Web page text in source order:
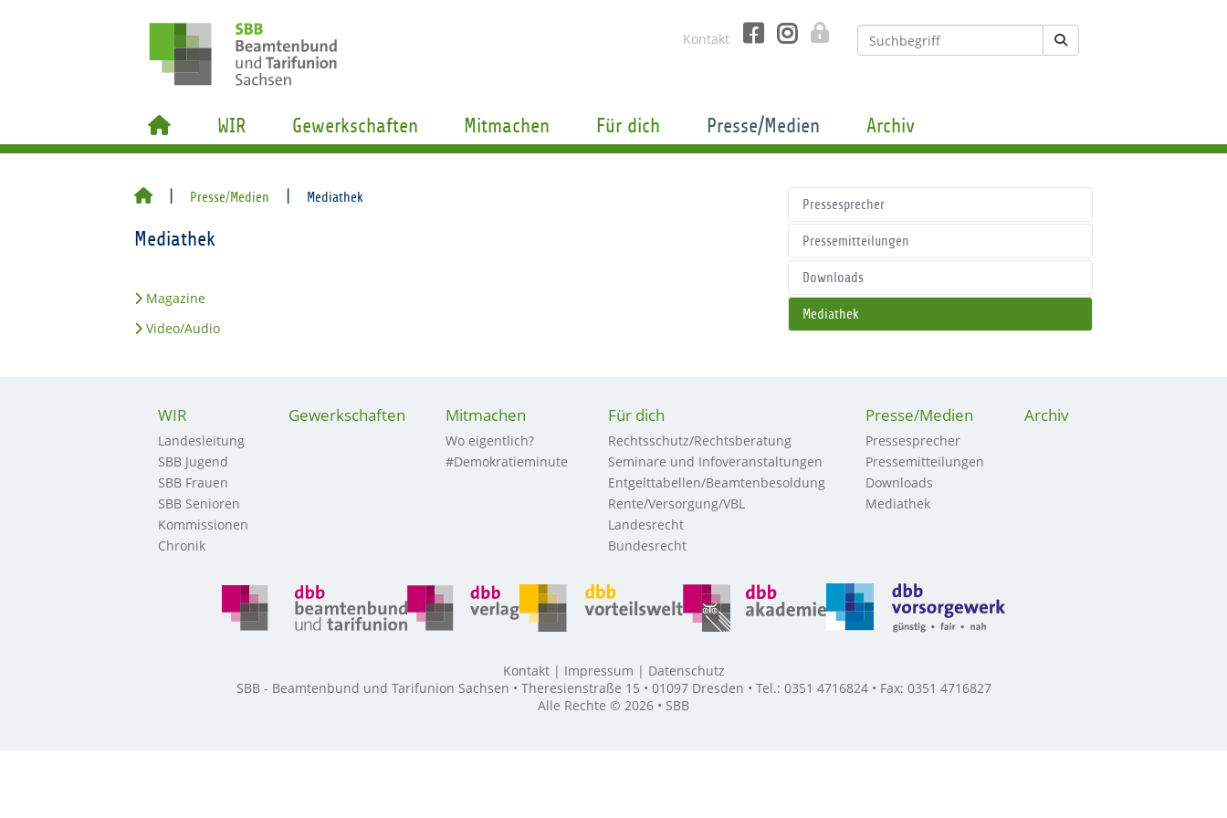
Kontakt
WIR Gewerkschaften Mitmachen Für dich Presse/Medien Archiv
Presse/Medien Mediathek
Mediathek
Magazine
Video/Audio
Pressesprecher
Pressemitteilungen
Downloads
Mediathek
WIR
Landesleitung
SBB Jugend
SBB Frauen
SBB Senioren
Kommissionen
Chronik
Gewerkschaften Mitmachen
Wo eigentlich?
#Demokratieminute
Für dich
Rechtsschutz/Rechtsberatung
Seminare und Infoveranstaltungen
Entgelttabellen/Beamtenbesoldung
Rente/Versorgung/VBL
Landesrecht
Bundesrecht
Presse/Medien
Pressesprecher
Pressemitteilungen
Downloads
Mediathek
Archiv
Kontakt Impressum
Datenschutz
SBB - Beamtenbund und Tarifunion Sachsen • Theresienstraße 15 • 01097 Dresden • Tel.: 0351 4716824 • Fax: 0351 4716827
Alle Rechte © 2026 • SBB